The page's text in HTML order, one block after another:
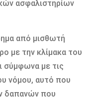
ασφαλιστηρίων
από μισθωτή
με την κλίμακα του
σύμφωνα με τις
νόμου, αυτό που
δαπανών που